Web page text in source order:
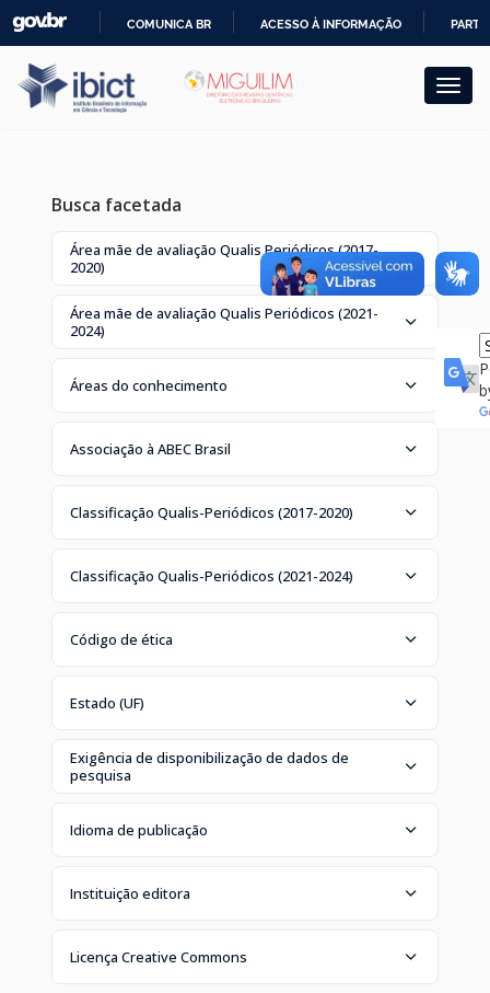
navigation
PARA
O
COMUNICA BR ACESSO À INFORMAÇÃO
Busca facetada
Área mãe de avaliação Qualis Periódicos (2017-
2020)
Área mãe de avaliação Qualis Periódicos (2021-
2024)
Áreas do conhecimento
Associação à ABEC Brasil
Classificação Qualis-Periódicos (2017-2020)
Classificação Qualis-Periódicos (2021-2024)
Código de ética
Estado (UF)
Exigência de disponibilização de dados de
pesquisa
Idioma de publicação
Instituição editora
Licença Creative Commons